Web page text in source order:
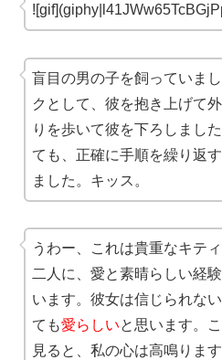
盲目の男の子を飼っていま
クとして、彼を抱き上げて
りを歩いて彼を下ろしまし
ても、正確に手順を繰り返
ました。キッス。
うわー、これは貴重なキテ
二人に、愛と素晴らしい経
います。彼女は信じられな
ても愛らしいと思います。
見ると、私の心は高鳴ります